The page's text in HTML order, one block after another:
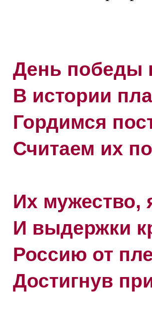
День победы
В истории
Гордимся
Считаем их
Их мужество,
И выдержки
Россию от
Достигнув